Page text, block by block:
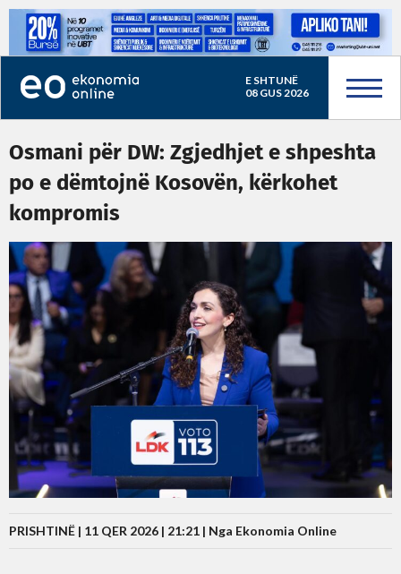
E SHTUNË
08 GUS 2026
Osmani për DW: Zgjedhjet e shpeshta
po e dëmtojnë Kosovën, kërkohet
kompromis
PRISHTINË | 11 QER 2026 | 21:21 | Nga Ekonomia Online